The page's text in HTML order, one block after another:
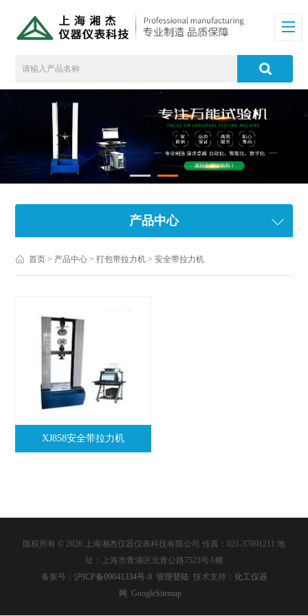
产品中心
首页 > 产品中心 >打包带拉力机 >安全带拉力机
XJ858安全带拉力机
版权所有 © 2026 上海湘杰仪器仪表科技有限公司 传真：021-37691211 地
址：上海市青浦区北青公路7523号A幢
备案号： 沪ICP备09041334号-9 管理登陆 技术支持： 化工仪器
网 GoogleSitemap